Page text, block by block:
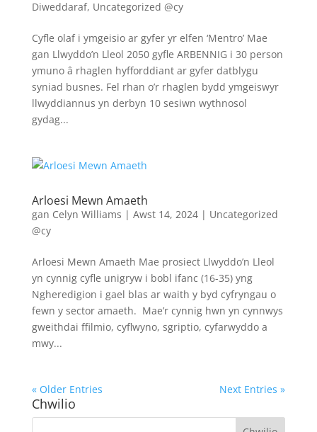
Diweddaraf, Uncategorized @cy
Cyfle olaf i ymgeisio ar gyfer yr elfen ‘Mentro’ Mae
gan Llwyddo’n Lleol 2050 gyfle ARBENNIG i 30 person
ymuno â rhaglen hyfforddiant ar gyfer datblygu
syniad busnes. Fel rhan o’r rhaglen bydd ymgeiswyr
llwyddiannus yn derbyn 10 sesiwn wythnosol
gydag...
Arloesi Mewn Amaeth
gan Celyn Williams | Awst 14, 2024| Uncategorized
@cy
Arloesi Mewn Amaeth Mae prosiect Llwyddo’n Lleol
yn cynnig cyfle unigryw i bobl ifanc (16-35) yng
Ngheredigion i gael blas ar waith y byd cyfryngau o
fewn y sector amaeth. Mae’r cynnig hwn yn cynnwys
gweithdai ffilmio, cyflwyno, sgriptio, cyfarwyddo a
mwy...
« Older Entries Next Entries »
Chwilio